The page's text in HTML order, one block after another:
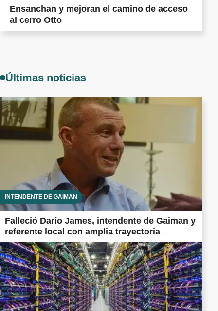
Ensanchan y mejoran el camino de acceso
al cerro Otto
Últimas noticias
INTENDENTE DE GAIMAN
Falleció Darío James, intendente de Gaiman y
referente local con amplia trayectoria